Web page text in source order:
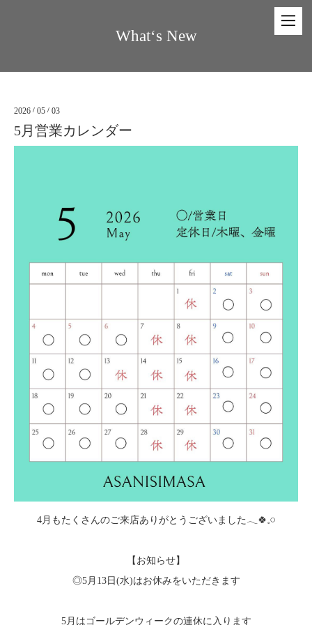
What‘s New
2026 / 05 / 03
5月営業カレンダー
4月もたくさんのご来店ありがとうございました𓂃🍀𓈒𓏸
【お知らせ】
◎5月13日(水)はお休みをいただきます
5月はゴールデンウィークの連休に入ります